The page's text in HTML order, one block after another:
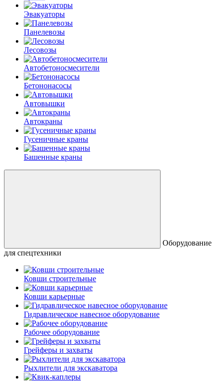
Эвакуаторы
Панелевозы
Лесовозы
Автобетоно­смесители
Бетононасосы
Автовышки
Автокраны
Гусеничные краны
Башенные краны
Оборудование
для спецтехники
Ковши строительные
Ковши карьерные
Гидравлическое навесное оборудование
Рабочее оборудование
Грейферы и захваты
Рыхлители для экскаватора